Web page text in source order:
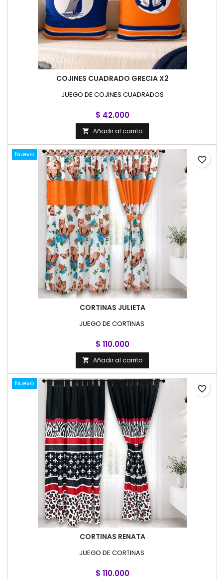
COJINES CUADRADO GRECIA X2
JUEGO DE COJINES CUADRADOS
$ 42.000
 Añadir al carrito
Nuevo
CORTINAS JULIETA
JUEGO DE CORTINAS
$ 110.000
 Añadir al carrito
favorite_border
Nuevo
CORTINAS RENATA
JUEGO DE CORTINAS
$ 110.000
favorite_border